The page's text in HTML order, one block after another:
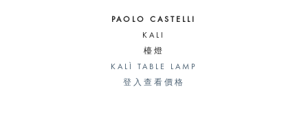
PAOLO CASTELLI
KALI
檯燈
KALÌ TABLE LAMP
登入查看價格